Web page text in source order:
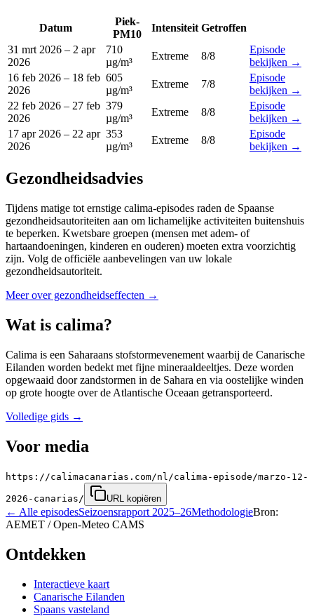
Datum
Piek-
PM10
Intensiteit Getroffen
31 mrt 2026 – 2 apr
2026
710
µg/m³
Extreme 8/8
Episode
bekijken →
16 feb 2026 – 18 feb
2026
605
µg/m³
Extreme 7/8
Episode
bekijken →
22 feb 2026 – 27 feb
2026
379
µg/m³
Extreme 8/8
Episode
bekijken →
17 apr 2026 – 22 apr
2026
353
µg/m³
Extreme 8/8
Episode
bekijken →
Gezondheidsadvies
Tijdens matige tot ernstige calima-episodes raden de Spaanse
gezondheidsautoriteiten aan om lichamelijke activiteiten buitenshuis
te beperken. Kwetsbare groepen (mensen met adem- of
hartaandoeningen, kinderen en ouderen) moeten extra voorzichtig
zijn. Volg de officiële aanbevelingen van uw lokale
gezondheidsautoriteit.
Meer over gezondheidseffecten →
Wat is calima?
Calima is een Saharaans stofstormevenement waarbij de Canarische
Eilanden worden bedekt met fijne mineraaldeeltjes. Deze worden
opgewaaid door zandstormen in de Sahara en via oostelijke winden
op grote hoogte over de Atlantische Oceaan getransporteerd.
Volledige gids →
Voor media
https://calimacanarias.com/nl/calima-episode/marzo-12-
2026-canarias/ URL kopiëren
← Alle episodesSeizoensrapport 2025–26MethodologieBron:
AEMET / Open-Meteo CAMS
Ontdekken
Interactieve kaart
Canarische Eilanden
Spaans vasteland